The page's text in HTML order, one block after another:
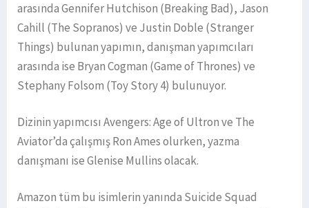
arasında Gennifer Hutchison (Breaking Bad), Jason
Cahill (The Sopranos) ve Justin Doble (Stranger
Things) bulunan yapımın, danışman yapımcıları
arasında ise Bryan Cogman (Game of Thrones) ve
Stephany Folsom (Toy Story 4) bulunuyor.
Dizinin yapımcısı Avengers: Age of Ultron ve The
Aviator’da çalışmış Ron Ames olurken, yazma
danışmanı ise Glenise Mullins olacak.
Amazon tüm bu isimlerin yanında Suicide Squad